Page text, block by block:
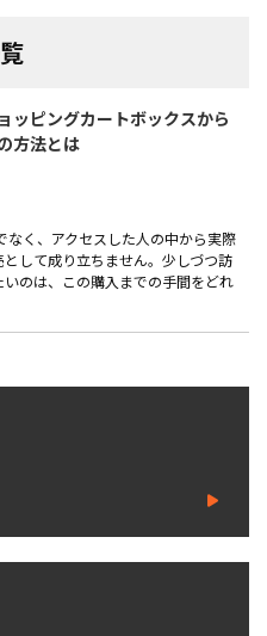
ッピングカートボックスから
方法とは
なく、アクセスした人の中から実際
して成り立ちません。少しづつ訪
のは、この購入までの手間をどれ